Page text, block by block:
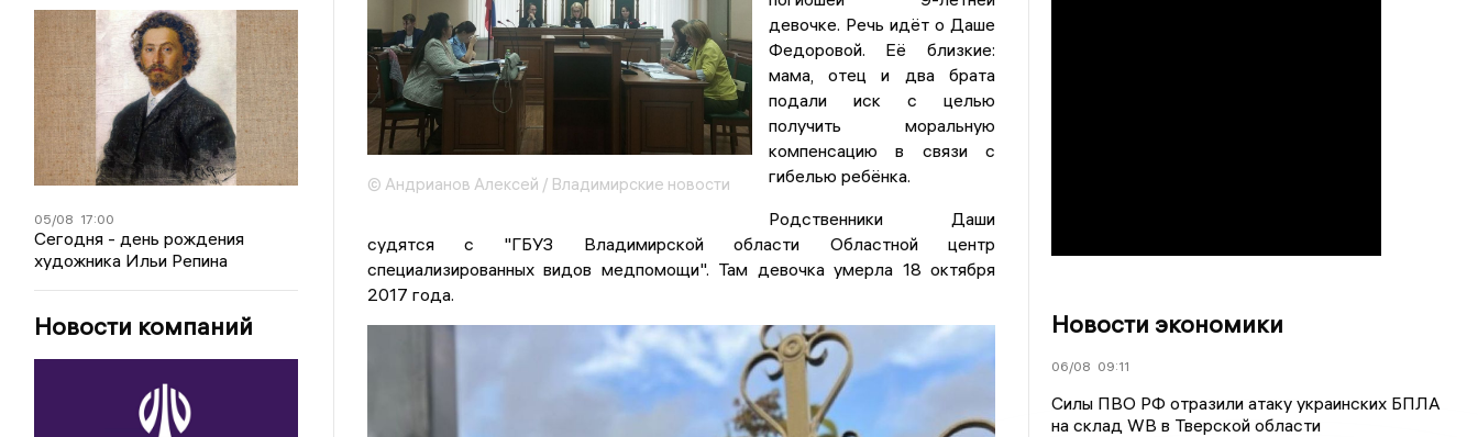
05/08 17:00
Сегодня - день рождения
художника Ильи Репина
Новости компаний
© Андрианов Алексей / Владимирские новости
девочке. Речь идёт о Даше
Федоровой. Её близкие:
мама, отец и два брата
подали иск с целью
получить моральную
компенсацию в связи с
гибелью ребёнка.
Родственники Даши
судятся с "ГБУЗ Владимирской области Областной центр
специализированных видов медпомощи". Там девочка умерла 18 октября
2017 года.
Новости экономики
06/08 09:11
Силы ПВО РФ отразили атаку украинских БПЛА
на склад WB в Тверской области